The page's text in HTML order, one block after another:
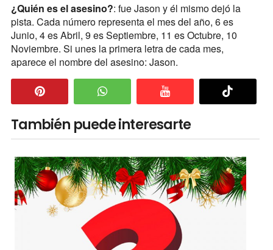
¿Quién es el asesino?: fue Jason y él mismo dejó la
pista. Cada número representa el mes del año, 6 es
Junio, 4 es Abril, 9 es Septiembre, 11 es Octubre, 10
Noviembre. Si unes la primera letra de cada mes,
aparece el nombre del asesino: Jason.
También puede interesarte